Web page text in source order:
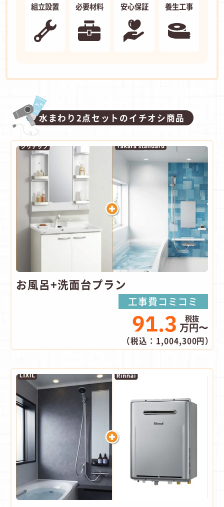
組立設置 必要材料 安心保証 養生工事
水まわり2点セットのイチオシ商品
お風呂+洗面台プラン
工事費コミコミ
91.3 万円〜
（税込：1,004,300円）